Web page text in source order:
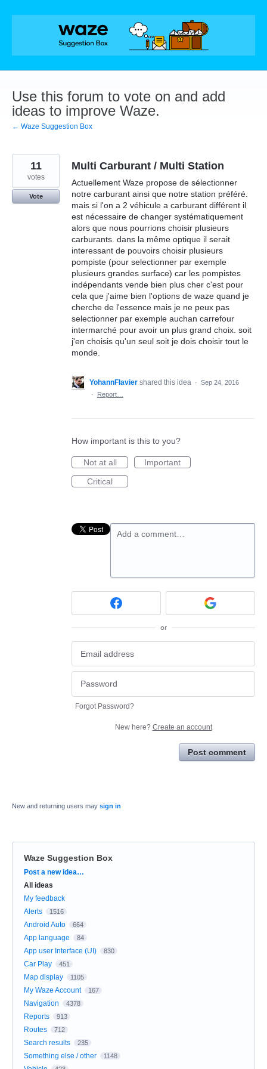
Skip
Use this forum to vote on and add
ideas to improve Waze.
← Waze Suggestion Box
Multi Carburant / Multi Station
Actuellement Waze propose de sélectionner
notre carburant ainsi que notre station préféré.
mais si l'on a 2 véhicule a carburant différent il
est nécessaire de changer systématiquement
alors que nous pourrions choisir plusieurs
carburants. dans la même optique il serait
interessant de pouvoirs choisir plusieurs
pompiste (pour selectionner par exemple
plusieurs grandes surface) car les pompistes
indépendants vende bien plus cher c'est pour
cela que j'aime bien l'options de waze quand je
cherche de l'essence mais je ne peux pas
selectionner par exemple auchan carrefour
intermarché pour avoir un plus grand choix. soit
j'en choisis qu'un seul soit je dois choisir tout le
monde.
11
votes
Vote
YohannFlavier shared this idea · Sep 24, 2016
·
Report…
How important is this to you?
Not at all
Important
Critical
Add a comment…
or
Forgot Password?
New here? Create an account
Post comment
New and returning users may sign in
Waze Suggestion Box
Categories
Post a new idea…
All ideas
My feedback
Alerts
1516
Android Auto 664
App language 84
App user Interface (UI) 830
Car Play 451
Map display 1105
My Waze Account 167
Navigation 4378
Reports 913
Routes 712
Search results 235
Something else / other 1148